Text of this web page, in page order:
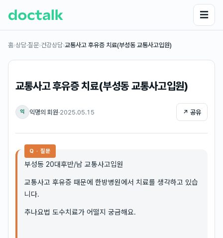
☰
홈›상담·질문›건강상담›교통사고 후유증 치료(부성동 교통사고입원)
교통사고 후유증 치료(부성동 교통사고입원)
익 익명의 회원·2025.05.15 ↗ 공유
Q · 질문
부성동 20대후반/남 교통사고입원
교통사고 후유증 때문에 한방병원에서 치료를 생각하고 있습
니다.
추나요법 도수치료가 어떨지 궁금해요.